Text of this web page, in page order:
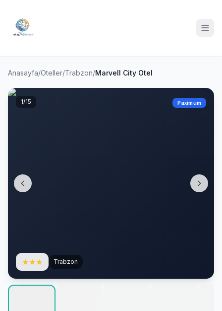
Anasayfa/Oteller/Trabzon/Marvell City Otel
★★★ Trabzon
Paximum
1/15